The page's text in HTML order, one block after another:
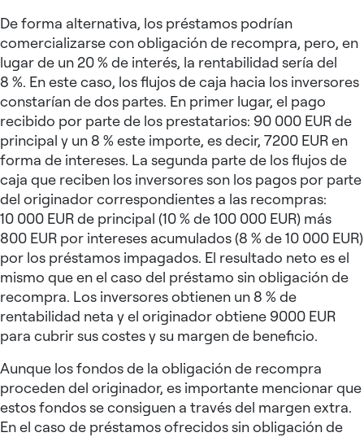
De forma alternativa, los préstamos podrían
comercializarse con obligación de recompra, pero, en
lugar de un 20 % de interés, la rentabilidad sería del
8 %. En este caso, los flujos de caja hacia los inversores
constarían de dos partes. En primer lugar, el pago
recibido por parte de los prestatarios: 90 000 EUR de
principal y un 8 % este importe, es decir, 7200 EUR en
forma de intereses. La segunda parte de los flujos de
caja que reciben los inversores son los pagos por parte
del originador correspondientes a las recompras:
10 000 EUR de principal (10 % de 100 000 EUR) más
800 EUR por intereses acumulados (8 % de 10 000 EUR)
por los préstamos impagados. El resultado neto es el
mismo que en el caso del préstamo sin obligación de
recompra. Los inversores obtienen un 8 % de
rentabilidad neta y el originador obtiene 9000 EUR
para cubrir sus costes y su margen de beneficio.
Aunque los fondos de la obligación de recompra
proceden del originador, es importante mencionar que
estos fondos se consiguen a través del margen extra.
En el caso de préstamos ofrecidos sin obligación de